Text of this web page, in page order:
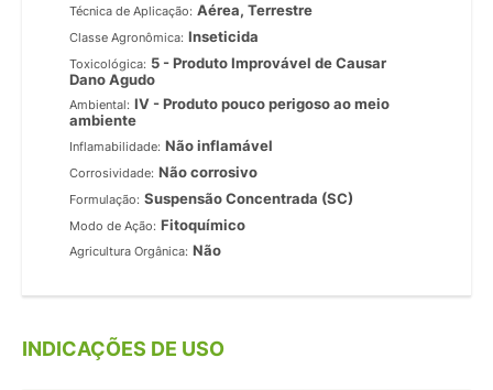
Técnica de Aplicação: Aérea, Terrestre
Classe Agronômica: Inseticida
Toxicológica: 5 - Produto Improvável de Causar
Dano Agudo
Ambiental: IV - Produto pouco perigoso ao meio
ambiente
Inflamabilidade: Não inflamável
Corrosividade: Não corrosivo
Formulação: Suspensão Concentrada (SC)
Modo de Ação: Fitoquímico
Agricultura Orgânica: Não
INDICAÇÕES DE USO